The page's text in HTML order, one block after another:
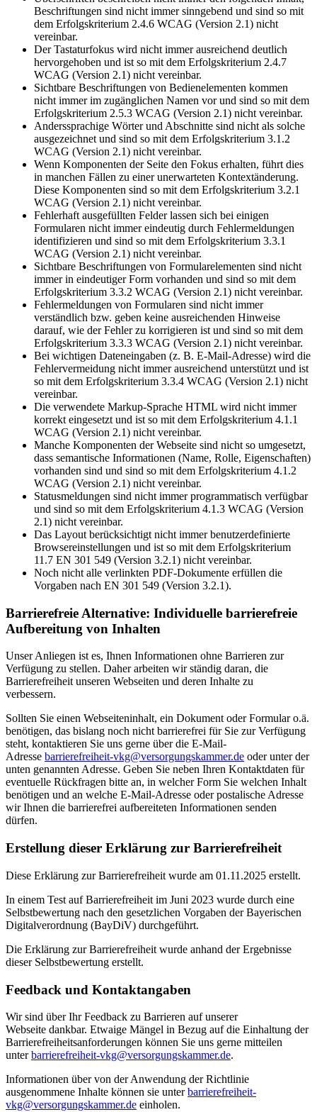
Beschriftungen sind nicht immer sinngebend und sind so mit
dem Erfolgskriterium 2.4.6 WCAG (Version 2.1) nicht
vereinbar.
Der Tastaturfokus wird nicht immer ausreichend deutlich
hervorgehoben und ist so mit dem Erfolgskriterium 2.4.7
WCAG (Version 2.1) nicht vereinbar.
Sichtbare Beschriftungen von Bedienelementen kommen
nicht immer im zugänglichen Namen vor und sind so mit dem
Erfolgskriterium 2.5.3 WCAG (Version 2.1) nicht vereinbar.
Anderssprachige Wörter und Abschnitte sind nicht als solche
ausgezeichnet und sind so mit dem Erfolgskriterium 3.1.2
WCAG (Version 2.1) nicht vereinbar.
Wenn Komponenten der Seite den Fokus erhalten, führt dies
in manchen Fällen zu einer unerwarteten Kontextänderung.
Diese Komponenten sind so mit dem Erfolgskriterium 3.2.1
WCAG (Version 2.1) nicht vereinbar.
Fehlerhaft ausgefüllten Felder lassen sich bei einigen
Formularen nicht immer eindeutig durch Fehlermeldungen
identifizieren und sind so mit dem Erfolgskriterium 3.3.1
WCAG (Version 2.1) nicht vereinbar.
Sichtbare Beschriftungen von Formularelementen sind nicht
immer in eindeutiger Form vorhanden und sind so mit dem
Erfolgskriterium 3.3.2 WCAG (Version 2.1) nicht vereinbar.
Fehlermeldungen von Formularen sind nicht immer
verständlich bzw. geben keine ausreichenden Hinweise
darauf, wie der Fehler zu korrigieren ist und sind so mit dem
Erfolgskriterium 3.3.3 WCAG (Version 2.1) nicht vereinbar.
Bei wichtigen Dateneingaben (z. B. E-Mail-Adresse) wird die
Fehlervermeidung nicht immer ausreichend unterstützt und ist
so mit dem Erfolgskriterium 3.3.4 WCAG (Version 2.1) nicht
vereinbar.
Die verwendete Markup-Sprache HTML wird nicht immer
korrekt eingesetzt und ist so mit dem Erfolgskriterium 4.1.1
WCAG (Version 2.1) nicht vereinbar.
Manche Komponenten der Webseite sind nicht so umgesetzt,
dass semantische Informationen (Name, Rolle, Eigenschaften)
vorhanden sind und sind so mit dem Erfolgskriterium 4.1.2
WCAG (Version 2.1) nicht vereinbar.
Statusmeldungen sind nicht immer programmatisch verfügbar
und sind so mit dem Erfolgskriterium 4.1.3 WCAG (Version
2.1) nicht vereinbar.
Das Layout berücksichtigt nicht immer benutzerdefinierte
Browsereinstellungen und ist so mit dem Erfolgskriterium
11.7 EN 301 549 (Version 3.2.1) nicht vereinbar.
Noch nicht alle verlinkten PDF-Dokumente erfüllen die
Vorgaben nach EN 301 549 (Version 3.2.1).
Barrierefreie Alternative: Individuelle barrierefreie
Aufbereitung von Inhalten
Unser Anliegen ist es, Ihnen Informationen ohne Barrieren zur
Verfügung zu stellen. Daher arbeiten wir ständig daran, die
Barrierefreiheit unseren Webseiten und deren Inhalte zu
verbessern.
Sollten Sie einen Webseiteninhalt, ein Dokument oder Formular o.ä.
benötigen, das bislang noch nicht barrierefrei für Sie zur Verfügung
steht, kontaktieren Sie uns gerne über die E-Mail-
Adresse barrierefreiheit-vkg@versorgungskammer.de oder unter der
unten genannten Adresse. Geben Sie neben Ihren Kontaktdaten für
eventuelle Rückfragen bitte an, in welcher Form Sie welchen Inhalt
benötigen und an welche E-Mail-Adresse oder postalische Adresse
wir Ihnen die barrierefrei aufbereiteten Informationen senden
dürfen.
Erstellung dieser Erklärung zur Barrierefreiheit
Diese Erklärung zur Barrierefreiheit wurde am 01.11.2025 erstellt.
In einem Test auf Barrierefreiheit im Juni 2023 wurde durch eine
Selbstbewertung nach den gesetzlichen Vorgaben der Bayerischen
Digitalverordnung (BayDiV) durchgeführt.
Die Erklärung zur Barrierefreiheit wurde anhand der Ergebnisse
dieser Selbstbewertung erstellt.
Feedback und Kontaktangaben
Wir sind über Ihr Feedback zu Barrieren auf unserer
Webseite dankbar. Etwaige Mängel in Bezug auf die Einhaltung der
Barrierefreiheitsanforderungen können Sie uns gerne mitteilen
unter barrierefreiheit-vkg@versorgungskammer.de.
Informationen über von der Anwendung der Richtlinie
ausgenommene Inhalte können sie unterbarrierefreiheit-
vkg@versorgungskammer.de einholen.